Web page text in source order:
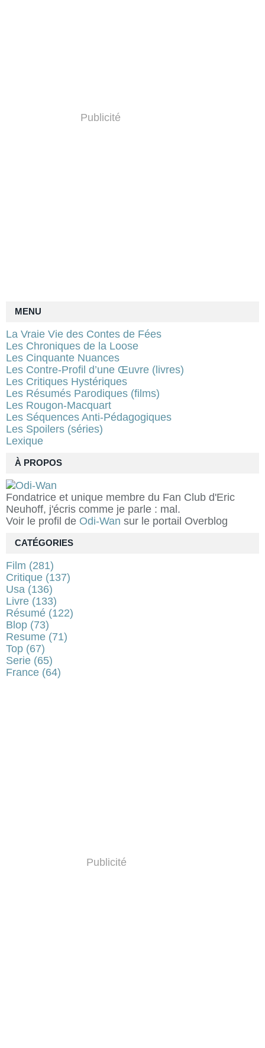
À PROPOS
Fondatrice et unique membre du Fan Club d'Eric
Neuhoff, j'écris comme je parle : mal.
Voir le profil de Odi-Wan sur le portail Overblog
Publicité
MENU
La Vraie Vie des Contes de Fées
Les Chroniques de la Loose
Les Cinquante Nuances
Les Contre-Profil d’une Œuvre (livres)
Les Critiques Hystériques
Les Résumés Parodiques (films)
Les Rougon-Macquart
Les Séquences Anti-Pédagogiques
Les Spoilers (séries)
Lexique
CATÉGORIES
Film (281)
Critique (137)
Usa (136)
Livre (133)
Résumé (122)
Blop (73)
Resume (71)
Top (67)
Serie (65)
France (64)
Publicité